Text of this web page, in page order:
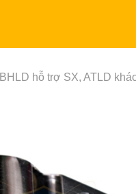
hỗ trợ SX, ATLD